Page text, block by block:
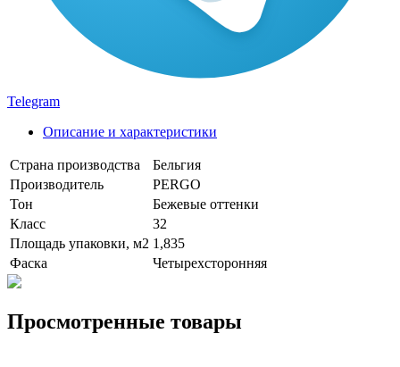
Telegram
Описание и характеристики
Страна производства
Бельгия
Производитель
PERGO
Тон
Бежевые оттенки
Класс
32
Площадь упаковки, м2 1,835
Фаска
Четырехсторонняя
Просмотренные товары